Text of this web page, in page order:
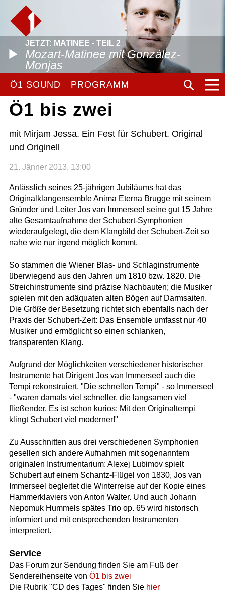
JETZT: MATINEE - TEIL 2
Mozart-Matinee mit González-
Monjas
Ö1 SOUND PROGRAMM
Ö1 bis zwei
mit Mirjam Jessa. Ein Fest für Schubert. Original
und Originell
21. Jänner 2013, 13:00
Anlässlich seines 25-jährigen Jubiläums hat das
Originalklangensemble Anima Eterna Brugge mit seinem
Gründer und Leiter Jos van Immerseel seine gut 15 Jahre
alte Gesamtaufnahme der Schubert-Symphonien
wiederaufgelegt, die dem Klangbild der Schubert-Zeit so
nahe wie nur irgend möglich kommt.
So stammen die Wiener Blas- und Schlaginstrumente
überwiegend aus den Jahren um 1810 bzw. 1820. Die
Streichinstrumente sind präzise Nachbauten; die Musiker
spielen mit den adäquaten alten Bögen auf Darmsaiten.
Die Größe der Besetzung richtet sich ebenfalls nach der
Praxis der Schubert-Zeit: Das Ensemble umfasst nur 40
Musiker und ermöglicht so einen schlanken,
transparenten Klang.
Aufgrund der Möglichkeiten verschiedener historischer
Instrumente hat Dirigent Jos van Immerseel auch die
Tempi rekonstruiert. "Die schnellen Tempi" - so Immerseel
- "waren damals viel schneller, die langsamen viel
fließender. Es ist schon kurios: Mit den Originaltempi
klingt Schubert viel moderner!"
Zu Ausschnitten aus drei verschiedenen Symphonien
gesellen sich andere Aufnahmen mit sogenanntem
originalen Instrumentarium: Alexej Lubimov spielt
Schubert auf einem Schantz-Flügel von 1830, Jos van
Immerseel begleitet die Winterreise auf der Kopie eines
Hammerklaviers von Anton Walter. Und auch Johann
Nepomuk Hummels spätes Trio op. 65 wird historisch
informiert und mit entsprechenden Instrumenten
interpretiert.
Service
Das Forum zur Sendung finden Sie am Fuß der
Sendereihenseite von Ö1 bis zwei
Die Rubrik "CD des Tages" finden Sie hier